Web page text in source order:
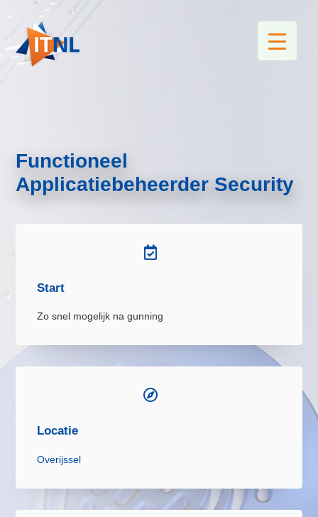
Functioneel
Applicatiebeheerder Security

Start
Zo snel mogelijk na gunning

Locatie
Overijssel